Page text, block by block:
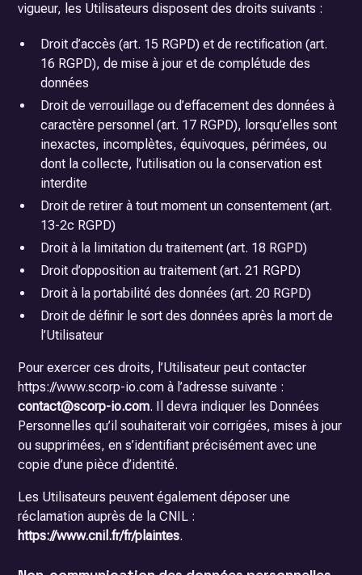
vigueur, les Utilisateurs disposent des droits suivants :
Droit d’accès (art. 15 RGPD) et de rectification (art.
16 RGPD), de mise à jour et de complétude des
données
Droit de verrouillage ou d’effacement des données à
caractère personnel (art. 17 RGPD), lorsqu’elles sont
inexactes, incomplètes, équivoques, périmées, ou
dont la collecte, l’utilisation ou la conservation est
interdite
Droit de retirer à tout moment un consentement (art.
13-2c RGPD)
Droit à la limitation du traitement (art. 18 RGPD)
Droit d’opposition au traitement (art. 21 RGPD)
Droit à la portabilité des données (art. 20 RGPD)
Droit de définir le sort des données après la mort de
l’Utilisateur
Pour exercer ces droits, l’Utilisateur peut contacter
https://www.scorp-io.com à l’adresse suivante :
contact@scorp-io.com. Il devra indiquer les Données
Personnelles qu’il souhaiterait voir corrigées, mises à jour
ou supprimées, en s’identifiant précisément avec une
copie d’une pièce d’identité.
Les Utilisateurs peuvent également déposer une
réclamation auprès de la CNIL :
https://www.cnil.fr/fr/plaintes.